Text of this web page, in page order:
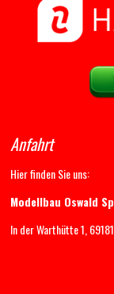
Anfahrt
Hier finden Sie uns:
Modellbau Oswald
In der Warthütte 1,